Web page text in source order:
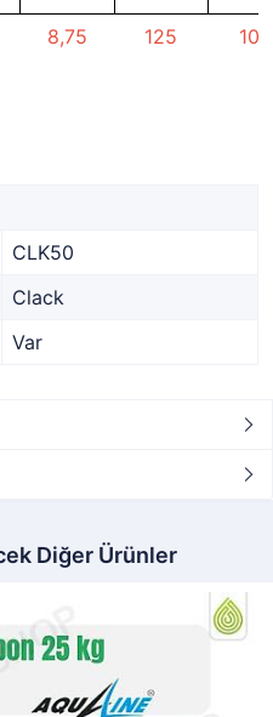
8,75 125 100
CLK50
Clack
Var
Diğer Ürünler